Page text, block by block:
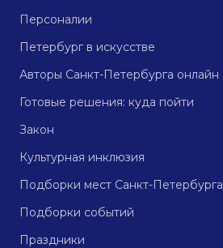
Персоналии
Петербург в искусстве
Авторы Санкт-Петербурга онлайн
Готовые решения: куда пойти
Закон
Культурная инклюзия
Подборки мест Санкт-Петербурга
Подборки событий
Праздники